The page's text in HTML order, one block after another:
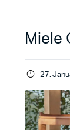
Miele
27.